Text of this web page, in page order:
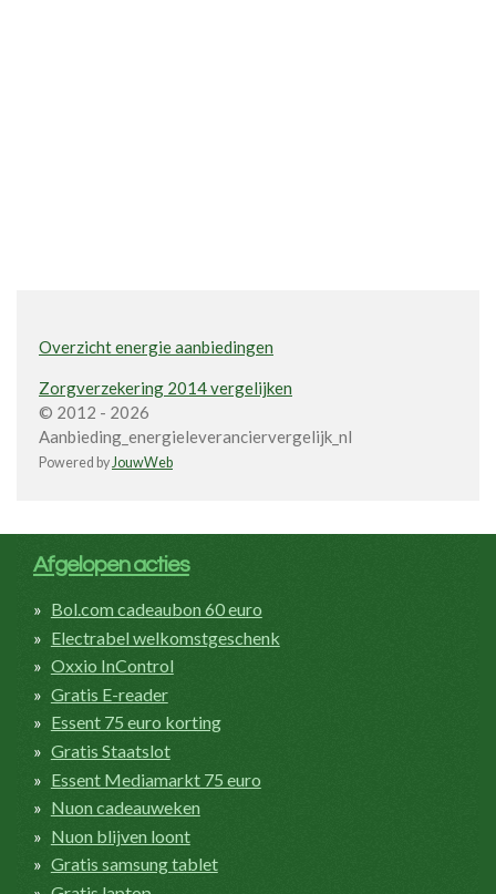
Overzicht energie aanbiedingen
Zorgverzekering 2014 vergelijken
© 2012 - 2026
Aanbieding_energieleveranciervergelijk_nl
Powered byJouwWeb
Afgelopen acties
Bol.com cadeaubon 60 euro
Electrabel welkomstgeschenk
Oxxio InControl
Gratis E-reader
Essent 75 euro korting
Gratis Staatslot
Essent Mediamarkt 75 euro
Nuon cadeauweken
Nuon blijven loont
Gratis samsung tablet